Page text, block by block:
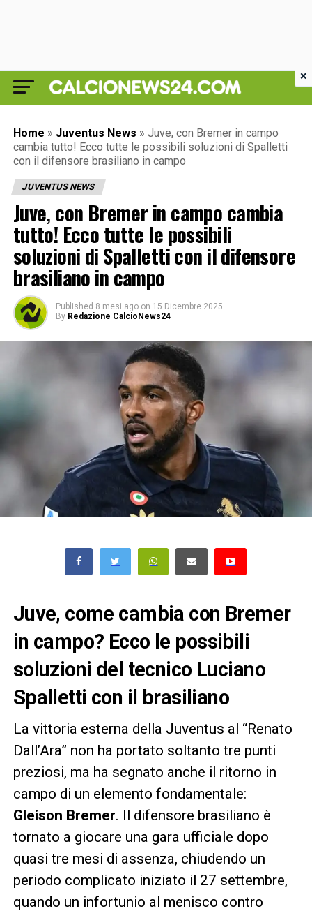
Home » Juventus News » Juve, con Bremer in campo
cambia tutto! Ecco tutte le possibili soluzioni di Spalletti
con il difensore brasiliano in campo
JUVENTUS NEWS
Juve, con Bremer in campo cambia
tutto! Ecco tutte le possibili
soluzioni di Spalletti con il difensore
brasiliano in campo
Published 8 mesi ago on 15 Dicembre 2025
By Redazione CalcioNews24
Juve, come cambia con Bremer
in campo? Ecco le possibili
soluzioni del tecnico Luciano
Spalletti con il brasiliano
La vittoria esterna della Juventus al “Renato
Dall’Ara” non ha portato soltanto tre punti
preziosi, ma ha segnato anche il ritorno in
campo di un elemento fondamentale:
Gleison Bremer. Il difensore brasiliano è
tornato a giocare una gara ufficiale dopo
quasi tre mesi di assenza, chiudendo un
periodo complicato iniziato il 27 settembre,
quando un infortunio al menisco contro
×